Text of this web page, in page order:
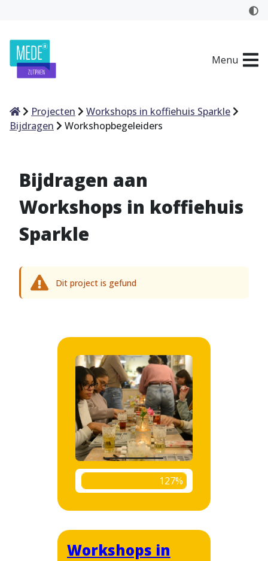
Menu
HomeProjecten
Workshops in koffiehuis Sparkle
Bijdragen
Workshopbegeleiders
Bijdragen aan
Workshops in koffiehuis
Sparkle
Dit project is gefund
127%
Workshops in